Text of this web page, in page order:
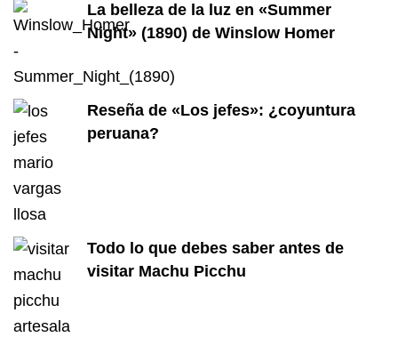
La belleza de la luz en «Summer
Night» (1890) de Winslow Homer
Reseña de «Los jefes»: ¿coyuntura
peruana?
Todo lo que debes saber antes de
visitar Machu Picchu